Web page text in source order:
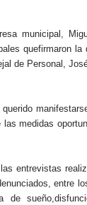
municipal,
quefirmaron la
de Personal,
las medidas
entrevistas
entre